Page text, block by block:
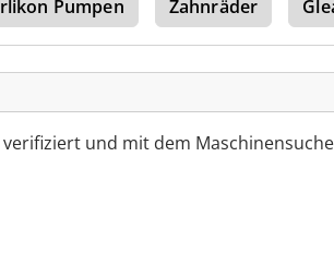
Pumpen Zahnräder
und mit dem